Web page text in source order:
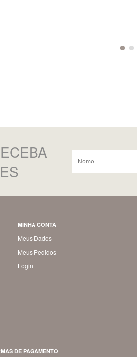
MINHA CONTA
Meus Dados
Meus Pedidos
Login
DE PAGAMENTO